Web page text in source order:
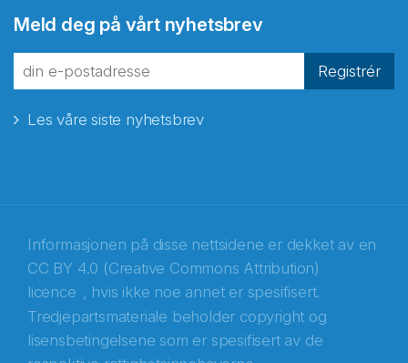
Meld deg på vårt nyhetsbrev
Registrér
Les våre siste nyhetsbrev
Informasjonen på disse nettsidene er dekket av en
CC BY 4.0 (Creative Commons Attribution)
licence , hvis ikke noe annet er spesifisert.
Tredjepartsmateriale beholder copyright og
lisensbetingelsene som er spesifisert av de
fra Norecopa